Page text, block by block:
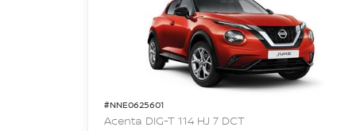
#NNE0625601
Acenta DIG-T 114 HJ 7 DCT